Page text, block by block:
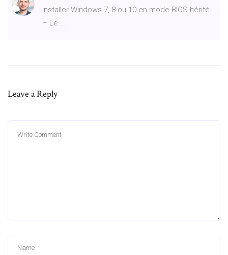
Installer Windows 7, 8 ou 10 en mode BIOS hérité
– Le ...
Leave a Reply